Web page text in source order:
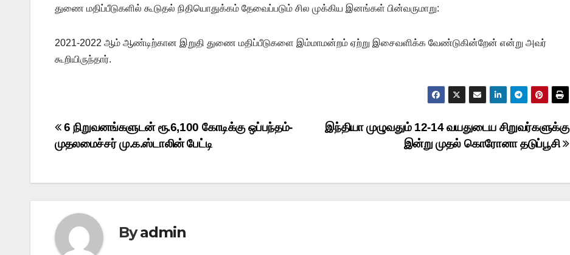
துணை மதிப்பீடுகளில் கூடுதல் நிதியொதுக்கம் தேவைப்படும் சில முக்கிய இனங்கள் பின்வருமாறு:
2021-2022 ஆம் ஆண்டிற்கான இறுதி துணை மதிப்பீடுகளை இம்மாமன்றம் ஏற்று இசைவளிக்க வேண்டுகின்றேன் என்று அவர்
கூறியிருந்தார்.
Post
navigation
இந்தியா முழுவதும் 12-14 வயதுடைய சிறுவர்களுக்கு
இன்று முதல் கொரோனா தடுப்பூசி
6 நிறுவனங்களுடன் ரூ.6,100 கோடிக்கு ஒப்பந்தம்-
முதலமைச்சர் மு.க.ஸ்டாலின் பேட்டி
Byadmin